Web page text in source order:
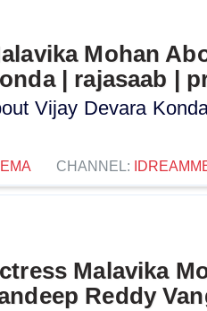
Mohan
| rajasaab |
Vijay Devara
CHANNEL:
Malavika
Reddy